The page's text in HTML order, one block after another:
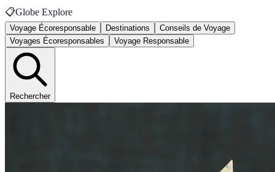
📋Globe Explore
Voyage Écoresponsable Destinations
Conseils de Voyage
Voyages Écoresponsables
Voyage Responsable
Rechercher